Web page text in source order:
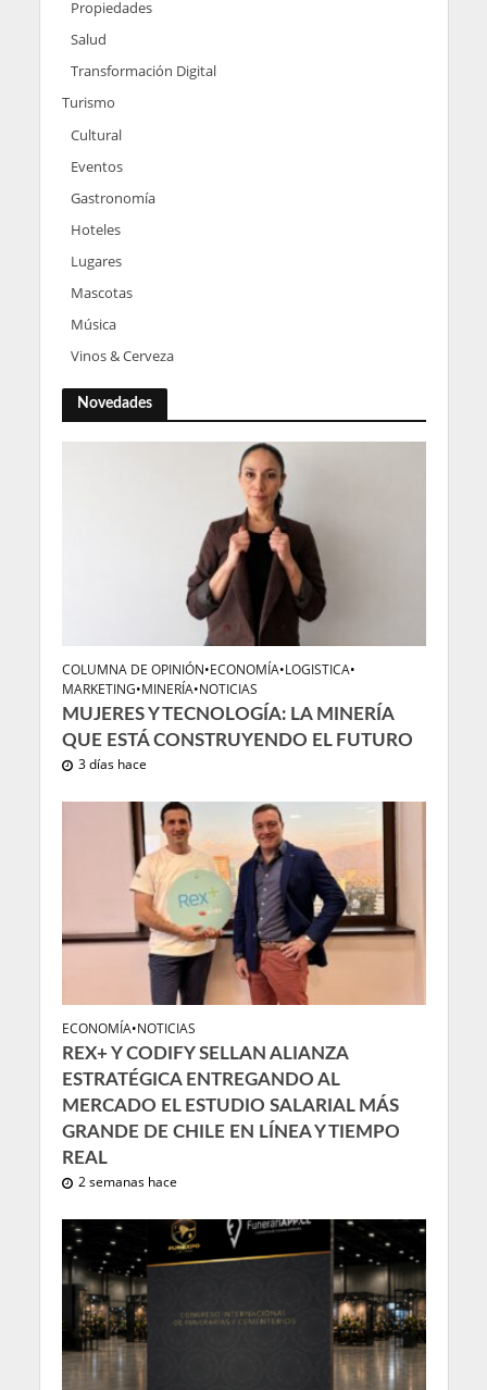
Propiedades
Salud
Transformación Digital
Turismo
Cultural
Eventos
Gastronomía
Hoteles
Lugares
Mascotas
Música
Vinos & Cerveza
Novedades
COLUMNA DE OPINIÓN•ECONOMÍA•LOGISTICA•
MARKETING•MINERÍA•NOTICIAS
MUJERES Y TECNOLOGÍA: LA MINERÍA
QUE ESTÁ CONSTRUYENDO EL FUTURO
3 días hace
ECONOMÍA•NOTICIAS
REX+ Y CODIFY SELLAN ALIANZA
ESTRATÉGICA ENTREGANDO AL
MERCADO EL ESTUDIO SALARIAL MÁS
GRANDE DE CHILE EN LÍNEA Y TIEMPO
REAL
2 semanas hace